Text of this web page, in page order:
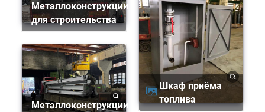
Металлоконструкции
для строительства
Металлоконструкции
Шкаф приёма
топлива